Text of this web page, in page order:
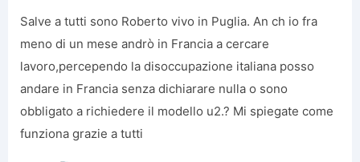
Salve a tutti sono Roberto vivo in Puglia. An ch io fra
meno di un mese andrò in Francia a cercare
lavoro,percependo la disoccupazione italiana posso
andare in Francia senza dichiarare nulla o sono
obbligato a richiedere il modello u2.? Mi spiegate come
funziona grazie a tutti